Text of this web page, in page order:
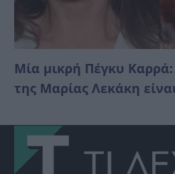
Μία μικρή Πέγκυ
της Μαρίας Λεκάκη